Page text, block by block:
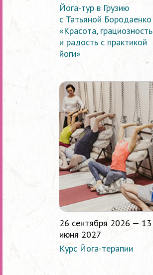
Йога-тур в Грузию
с Татьяной Бородаенко
«Красота, грациозность
и радость с практикой
йоги»
26 сентября 2026 — 13
июня 2027
Курс Йога-терапии